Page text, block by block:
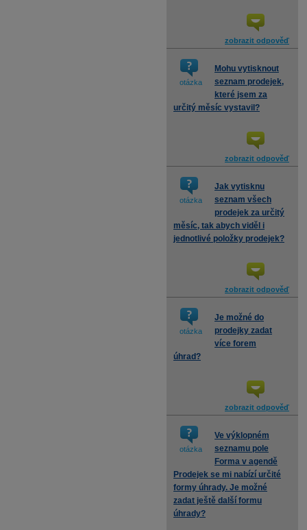
zobrazit odpověď
otázka
Mohu vytisknout
seznam prodejek,
které jsem za
určitý měsíc vystavil?
zobrazit odpověď
otázka
Jak vytisknu
seznam všech
prodejek za určitý
měsíc, tak abych viděl i
jednotlivé položky prodejek?
zobrazit odpověď
otázka
Je možné do
prodejky zadat
více forem
úhrad?
zobrazit odpověď
otázka
Ve výklopném
seznamu pole
Forma v agendě
Prodejek se mi nabízí určité
formy úhrady. Je možné
zadat ještě další formu
úhrady?